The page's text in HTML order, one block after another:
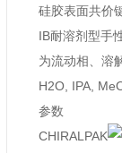
硅胶表面共价
IB耐溶剂型手
为流动相、溶
H2O, IPA,
参数
CHIRALPAK